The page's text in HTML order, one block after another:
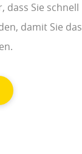
dass Sie schnell
damit Sie das